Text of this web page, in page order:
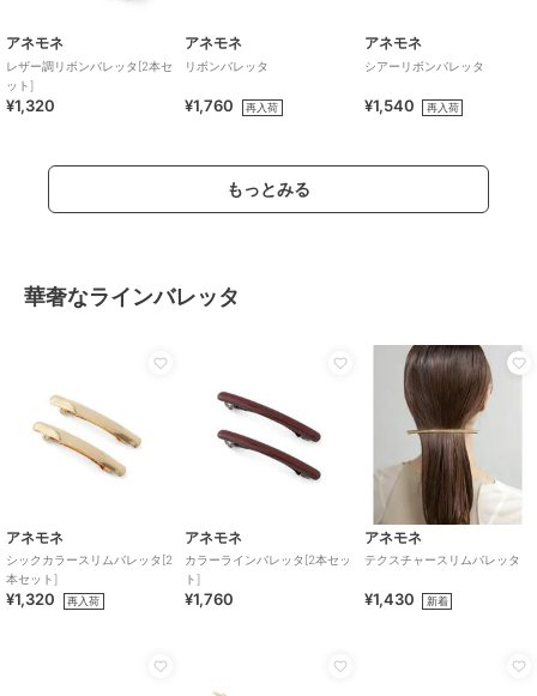
アネモネ
レザー調リボンバレッタ[2本セ
ット]
¥1,320
アネモネ
リボンバレッタ
¥1,760 再入荷
アネモネ
シアーリボンバレッタ
¥1,540 再入荷
もっとみる
華奢なラインバレッタ
アネモネ
シックカラースリムバレッタ[2
本セット]
¥1,320 再入荷
アネモネ
カラーラインバレッタ[2本セッ
ト]
¥1,760
アネモネ
テクスチャースリムバレッタ
¥1,430 新着